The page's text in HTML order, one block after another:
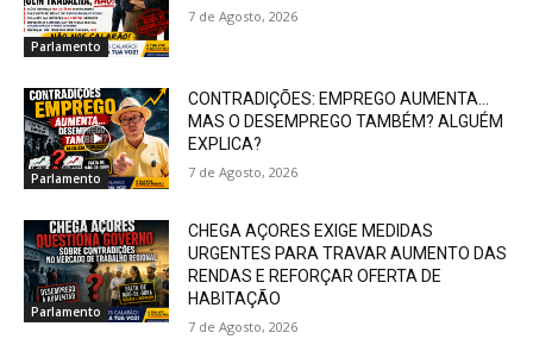
Parlamento
7 de Agosto, 2026
Parlamento
CONTRADIÇÕES: EMPREGO AUMENTA…
MAS O DESEMPREGO TAMBÉM? ALGUÉM
EXPLICA?
7 de Agosto, 2026
Parlamento
CHEGA AÇORES EXIGE MEDIDAS
URGENTES PARA TRAVAR AUMENTO DAS
RENDAS E REFORÇAR OFERTA DE
HABITAÇÃO
7 de Agosto, 2026